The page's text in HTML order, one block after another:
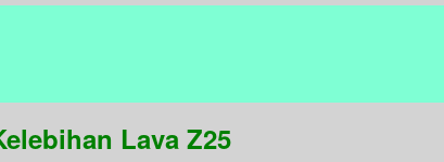
Lava Z25